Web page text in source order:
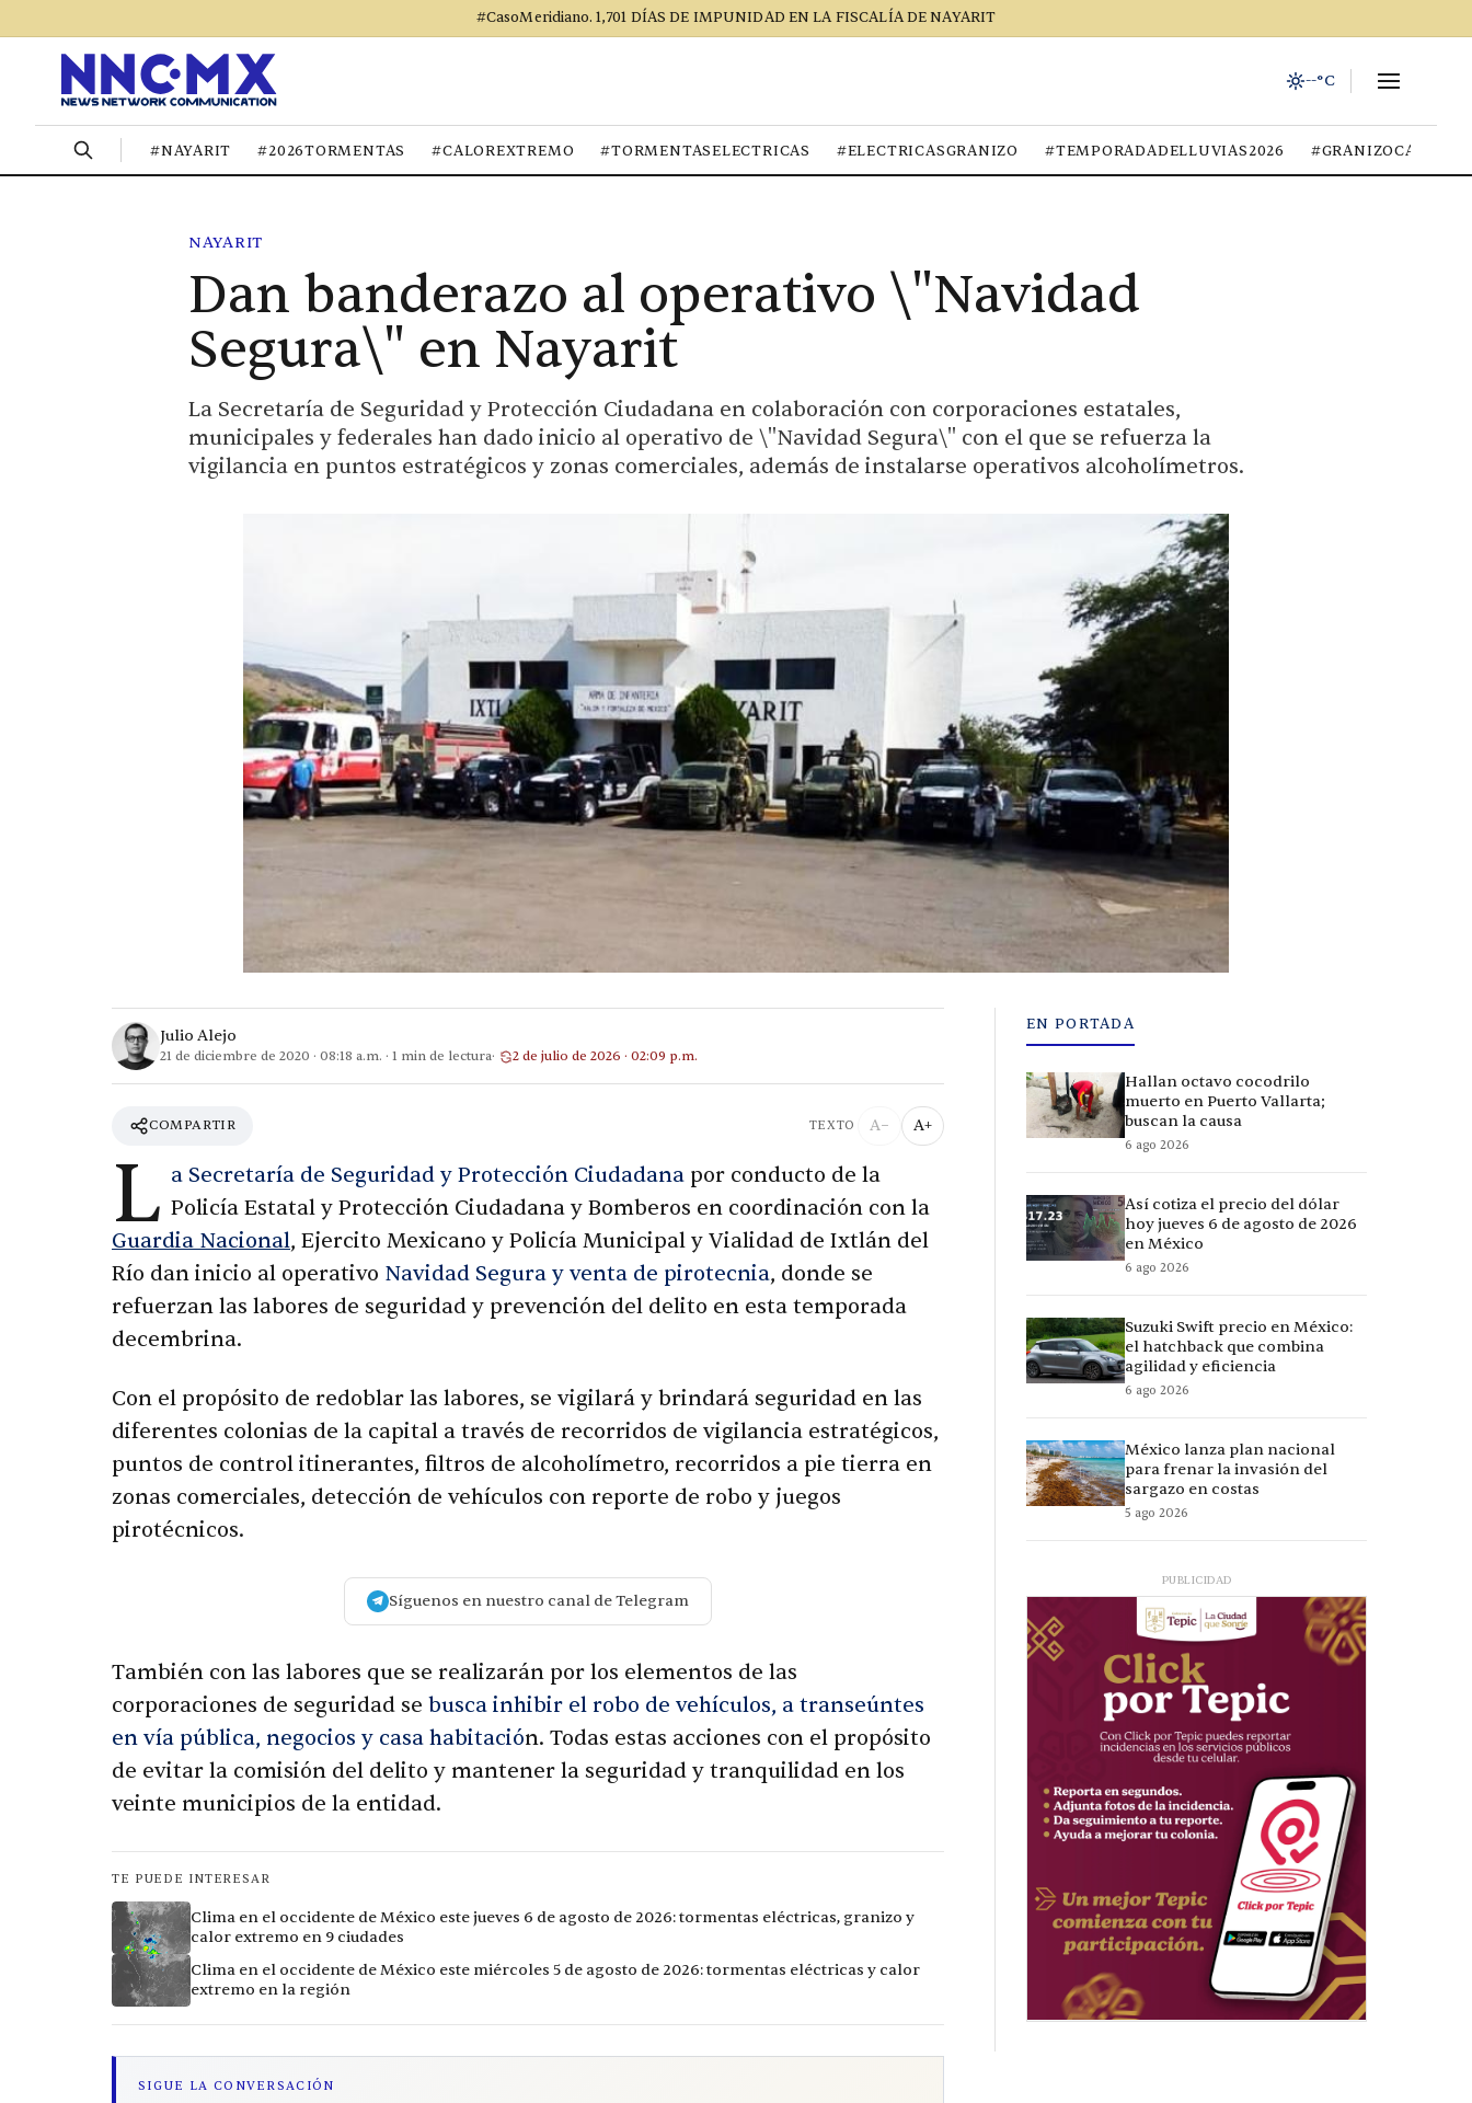
#CasoMeridiano. 1,701 DÍAS DE IMPUNIDAD EN LA FISCALÍA DE NAYARIT
--°C
#NAYARIT #2026TORMENTAS #CALOREXTREMO #TORMENTASELECTRICAS #ELECTRICASGRANIZO #TEMPORADADELLUVIAS2026 #GRANIZOCALOR
NAYARIT
Dan banderazo al operativo \"Navidad
Segura\" en Nayarit
La Secretaría de Seguridad y Protección Ciudadana en colaboración con corporaciones estatales,
municipales y federales han dado inicio al operativo de \"Navidad Segura\" con el que se refuerza la
vigilancia en puntos estratégicos y zonas comerciales, además de instalarse operativos alcoholímetros.
Julio Alejo
21 de diciembre de 2020 · 08:18 a.m. · 1 min de lectura 2 de julio de 2026 · 02:09 p.m.
COMPARTIR TEXTO A− A+
L a Secretaría de Seguridad y Protección Ciudadana por conducto de la
Policía Estatal y Protección Ciudadana y Bomberos en coordinación con la
Guardia Nacional, Ejercito Mexicano y Policía Municipal y Vialidad de Ixtlán del
Río dan inicio al operativo Navidad Segura y venta de pirotecnia, donde se
refuerzan las labores de seguridad y prevención del delito en esta temporada
decembrina.
Con el propósito de redoblar las labores, se vigilará y brindará seguridad en las
diferentes colonias de la capital a través de recorridos de vigilancia estratégicos,
puntos de control itinerantes, filtros de alcoholímetro, recorridos a pie tierra en
zonas comerciales, detección de vehículos con reporte de robo y juegos
pirotécnicos.
Síguenos en nuestro canal de Telegram
También con las labores que se realizarán por los elementos de las
corporaciones de seguridad se busca inhibir el robo de vehículos, a transeúntes
en vía pública, negocios y casa habitación. Todas estas acciones con el propósito
de evitar la comisión del delito y mantener la seguridad y tranquilidad en los
veinte municipios de la entidad.
TE PUEDE INTERESAR
Clima en el occidente de México este jueves 6 de agosto de 2026: tormentas eléctricas, granizo y
calor extremo en 9 ciudades
Clima en el occidente de México este miércoles 5 de agosto de 2026: tormentas eléctricas y calor
extremo en la región
SIGUE LA CONVERSACIÓN
EN PORTADA
Hallan octavo cocodrilo
muerto en Puerto Vallarta;
buscan la causa
6 ago 2026
Así cotiza el precio del dólar
hoy jueves 6 de agosto de 2026
en México
6 ago 2026
Suzuki Swift precio en México:
el hatchback que combina
agilidad y eficiencia
6 ago 2026
México lanza plan nacional
para frenar la invasión del
sargazo en costas
5 ago 2026
PUBLICIDAD